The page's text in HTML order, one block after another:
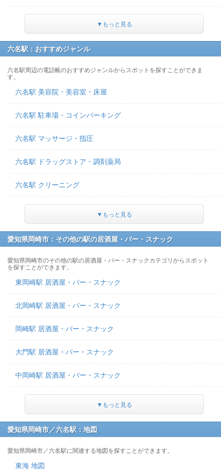
▼もっと見る
六名駅：おすすめジャンル
六名駅周辺の電話帳のおすすめジャンルからスポットを探すことができま
す。
六名駅 美容院・美容室・床屋
六名駅 駐車場・コインパーキング
六名駅 マッサージ・指圧
六名駅 ドラッグストア・調剤薬局
六名駅 クリーニング
▼もっと見る
愛知県岡崎市：その他の駅の居酒屋・バー・スナック
愛知県岡崎市のその他の駅の居酒屋・バー・スナックカテゴリからスポット
を探すことができます。
東岡崎駅 居酒屋・バー・スナック
北岡崎駅 居酒屋・バー・スナック
岡崎駅 居酒屋・バー・スナック
大門駅 居酒屋・バー・スナック
中岡崎駅 居酒屋・バー・スナック
▼もっと見る
愛知県岡崎市／六名駅：地図
愛知県岡崎市／六名駅に関連する地図を探すことができます。
東海 地図